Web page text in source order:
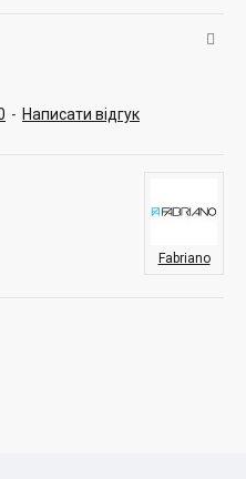
- Написати відгук
Fabriano